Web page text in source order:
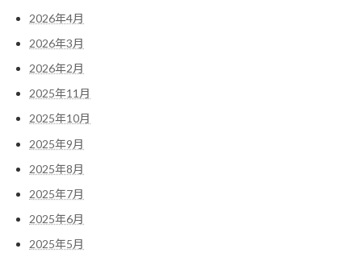
2026年4月
2026年3月
2026年2月
2025年11月
2025年10月
2025年9月
2025年8月
2025年7月
2025年6月
2025年5月